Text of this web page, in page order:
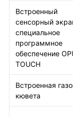
Встроенный
сенсорный
специальное
программное
обеспечение
TOUCH
Встроенная
кювета